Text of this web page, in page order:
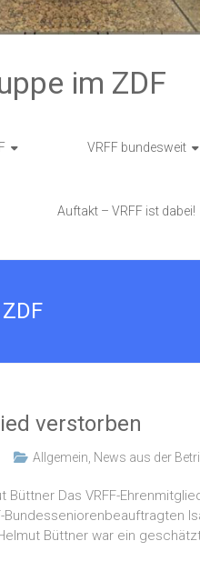
im ZDF
VRFF bundesweit
Auftakt – VRFF ist dabei!
verstorben
Allgemein News aus der
Das VRFF-
Bundesseniorenbeauftragten
Büttner war ein